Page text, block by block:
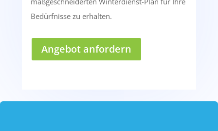
Bedürfnisse zu erhalten.
Angebot anfordern